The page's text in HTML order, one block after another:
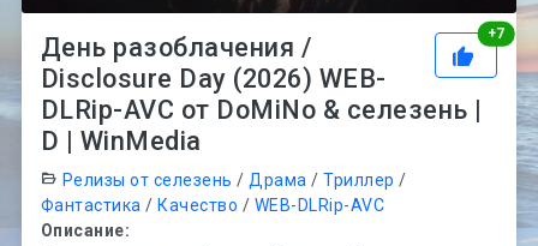
+7
День разоблачения /
Disclosure Day (2026) WEB-
DLRip-AVC от DoMiNo & селезень |
D | WinMedia
Релизы от селезень / Драма /Триллер /
Фантастика / Качество / WEB-DLRip-AVC
Описание: